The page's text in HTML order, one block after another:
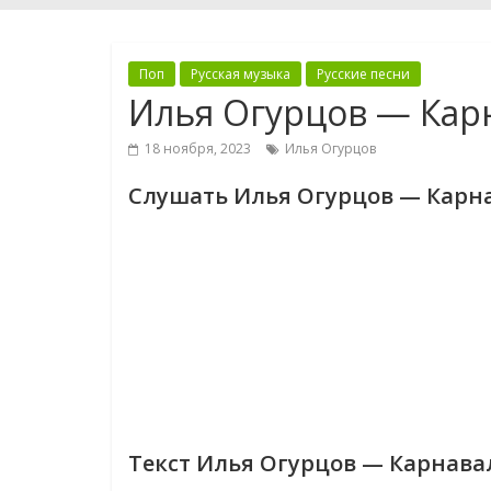
Поп Русская музыка Русские песни
Илья Огурцов —
18 ноября, 2023 Илья Огурцов
Слушать Илья Огурцов —
Текст Илья Огурцов —